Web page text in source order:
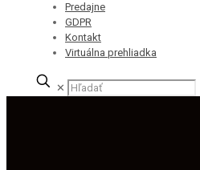
Predajne
GDPR
Kontakt
Virtuálna prehliadka
✕